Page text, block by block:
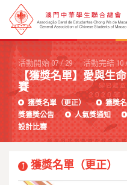
活動開始 07/29 活動完結 10
【獲獎名單】愛與生
賽
獲獎名單（更正） 獲獎
獎獲獎公告
人氣獎通知
設計比賽
1 獲獎名單（更正）